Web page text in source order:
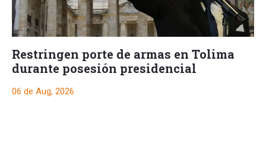
Restringen porte de armas en Tolima
durante posesión presidencial
06 de Aug, 2026